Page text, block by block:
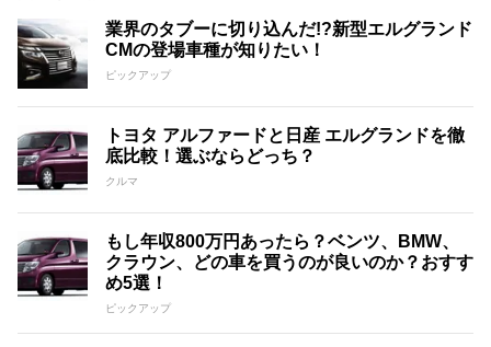
業界のタブーに切り込んだ!?新型エルグランド
CMの登場車種が知りたい！
ピックアップ
トヨタ アルファードと日産 エルグランドを徹
底比較！選ぶならどっち？
クルマ
もし年収800万円あったら？ベンツ、BMW、
クラウン、どの車を買うのが良いのか？おすす
め5選！
ピックアップ